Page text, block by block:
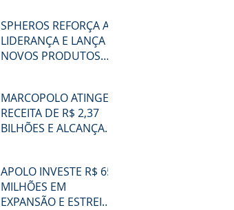
SPHEROS REFORÇA A
LIDERANÇA E LANÇA
NOVOS PRODUTOS
MARCOPOLO ATINGE
RECEITA DE R$ 2,37
BILHÕES E ALCANÇA
MERCADO BRASILEIRO
NO 2T26
APOLO INVESTE R$ 65
MILHÕES EM
EXPANSÃO E ESTREIA